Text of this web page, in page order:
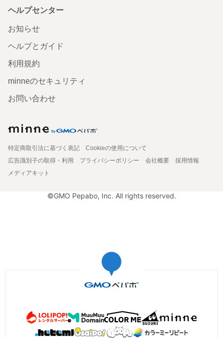
ヘルプセンター
お知らせ
ヘルプとガイド
利用規約
minneのセキュリティ
お問い合わせ
特定商取引法に基づく表記
Cookieの使用について
広告識別子の取得・利用
プライバシーポリシー 会社概要
採用情報
メディアキット
©GMO Pepabo, Inc. All rights reserved.